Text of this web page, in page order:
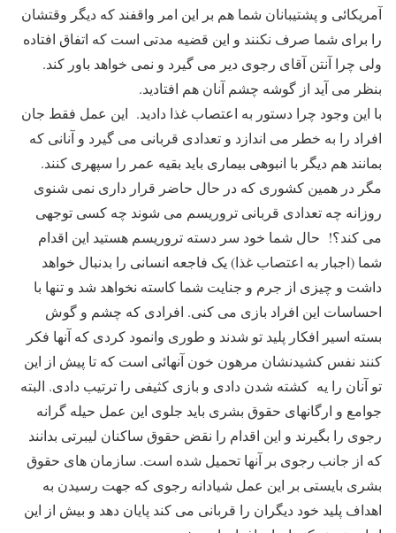
آمریکائی و پشتیبانان شما هم بر این امر واقفند که دیگر وقتشان
را برای شما صرف نکنند و این قضیه مدتی است که اتفاق افتاده
ولی چرا آنتن آقای رجوی دیر می گیرد و نمی خواهد باور کند.
بنظر می آید از گوشه چشم آنان هم افتادید.
با این وجود چرا دستور به اعتصاب غذا دادید. این عمل فقط جان
افراد را به خطر می اندازد و تعدادی قربانی می گیرد و آنانی که
بمانند هم دیگر با انبوهی بیماری باید بقیه عمر را سپهری کنند.
مگر در همین کشوری که در حال حاضر قرار داری نمی شنوی
روزانه چه تعدادی قربانی تروریسم می شوند چه کسی توجهی
می کند؟! حال شما خود سر دسته تروریسم هستید این اقدام
شما (اجبار به اعتصاب غذا) یک فاجعه انسانی را بدنبال خواهد
داشت و چیزی از جرم و جنایت شما کاسته نخواهد شد و تنها با
احساسات این افراد بازی می کنی. افرادی که چشم و گوش
بسته اسیر افکار پلید تو شدند و طوری وانمود کردی که آنها فکر
کنند نفس کشیدنشان مرهون خون آنهائی است که تا پیش از این
تو آنان را یه کشته شدن دادی و بازی کثیفی را ترتیب دادی. البته
جوامع و ارگانهای حقوق بشری باید جلوی این عمل حیله گرانه
رجوی را بگیرند و این اقدام را نقض حقوق ساکنان لیبرتی بدانند
که از جانب رجوی بر آنها تحمیل شده است. سازمان های حقوق
بشری بایستی بر این عمل شیادانه رجوی که جهت رسیدن به
اهداف پلید خود دیگران را قربانی می کند پایان دهد و بیش از این